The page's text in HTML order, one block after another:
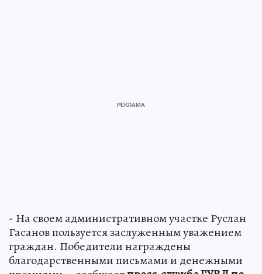
- На своем административном участке Руслан
Гасанов пользуется заслуженным уважением
граждан. Победители награждены
благодарственными письмами и денежными